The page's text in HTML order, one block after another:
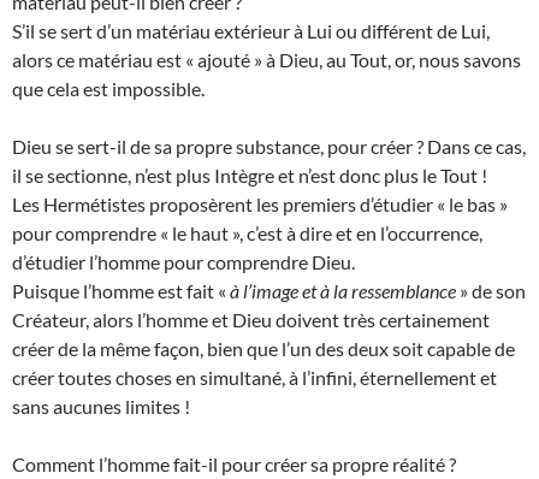
S’il se sert d’un matériau extérieur à Lui ou différent de Lui,
alors ce matériau est « ajouté » à Dieu, au Tout, or, nous savons
que cela est impossible.
Dieu se sert-il de sa propre substance, pour créer ? Dans ce cas,
il se sectionne, n’est plus Intègre et n’est donc plus le Tout !
Les Hermétistes proposèrent les premiers d’étudier « le bas »
pour comprendre « le haut », c’est à dire et en l’occurrence,
d’étudier l’homme pour comprendre Dieu.
Puisque l’homme est fait « à l’image et à la ressemblance » de son
Créateur, alors l’homme et Dieu doivent très certainement
créer de la même façon, bien que l’un des deux soit capable de
créer toutes choses en simultané, à l’infini, éternellement et
sans aucunes limites !
Comment l’homme fait-il pour créer sa propre réalité ?